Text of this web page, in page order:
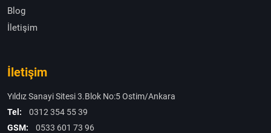
Blog
İletişim
İletişim
Yıldız Sanayi Sitesi 3.Blok No:5 Ostim/Ankara
Tel:
0312 354 55 39
GSM:
0533 601 73 96